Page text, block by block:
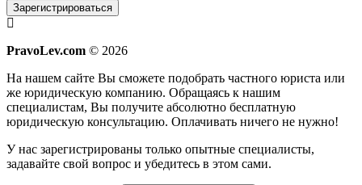
Зарегистрироваться
PravoLev.com © 2026
На нашем сайте Вы сможете подобрать частного юриста или
же юридическую компанию. Обращаясь к нашим
специалистам, Вы получите абсолютно бесплатную
юридическую консультацию. Оплачивать ничего не нужно!
У нас зарегистрированы только опытные специалисты,
задавайте свой вопрос и убедитесь в этом сами.